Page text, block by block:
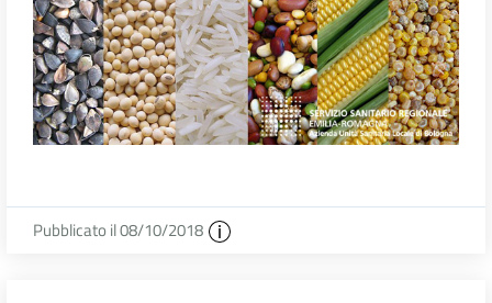
Pubblicato il 08/10/2018